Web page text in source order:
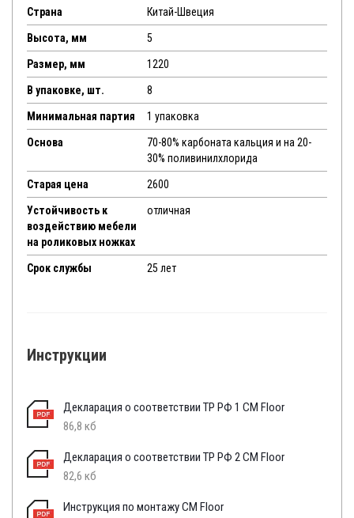
Страна Китай-Швеция
Высота, мм 5
Размер, мм 1220
В упаковке, шт. 8
Минимальная партия 1 упаковка
Основа
70-80% карбоната кальция и на 20-
30% поливинилхлорида
Старая цена 2600
Устойчивость к
воздействию мебели
на роликовых ножках
отличная
Срок службы 25 лет
Инструкции
Декларация о соответствии ТР РФ 1 CM Floor
86,8 кб
Декларация о соответствии ТР РФ 2 CM Floor
82,6 кб
Инструкция по монтажу CM Floor